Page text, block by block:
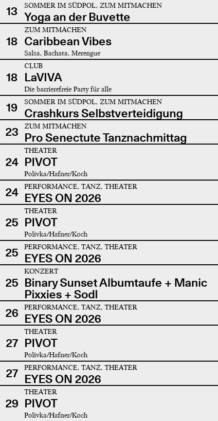
13 SOMMER IM SÜDPOL, ZUM MITMACHEN
Yoga an der Buvette
18
ZUM MITMACHEN
Caribbean Vibes
Salsa, Bachata, Merengue
18
CLUB
LaVIVA
Die barrierefreie Party für alle
19 SOMMER IM SÜDPOL, ZUM MITMACHEN
Crashkurs Selbstverteidigung
23
ZUM MITMACHEN
Pro Senectute Tanznachmittag
24
THEATER
PIVOT
Polivka/Hafner/Koch
24 PERFORMANCE, TANZ, THEATER
EYES ON 2026
25
THEATER
PIVOT
Polivka/Hafner/Koch
25 PERFORMANCE, TANZ, THEATER
EYES ON 2026
25
KONZERT
Binary Sunset Albumtaufe + Manic
Pixxies + Sodl
26
PERFORMANCE, TANZ, THEATER
EYES ON 2026
27
THEATER
PIVOT
Polivka/Hafner/Koch
27 PERFORMANCE, TANZ, THEATER
EYES ON 2026
29
THEATER
PIVOT
Polivka/Hafner/Koch